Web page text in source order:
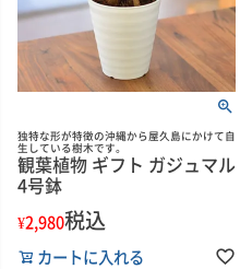
独特な形が特徴の沖縄から屋久島にかけて自
生している樹木です。
観葉植物 ギフト ガジュマル
4号鉢
¥2,980税込
カートに入れる